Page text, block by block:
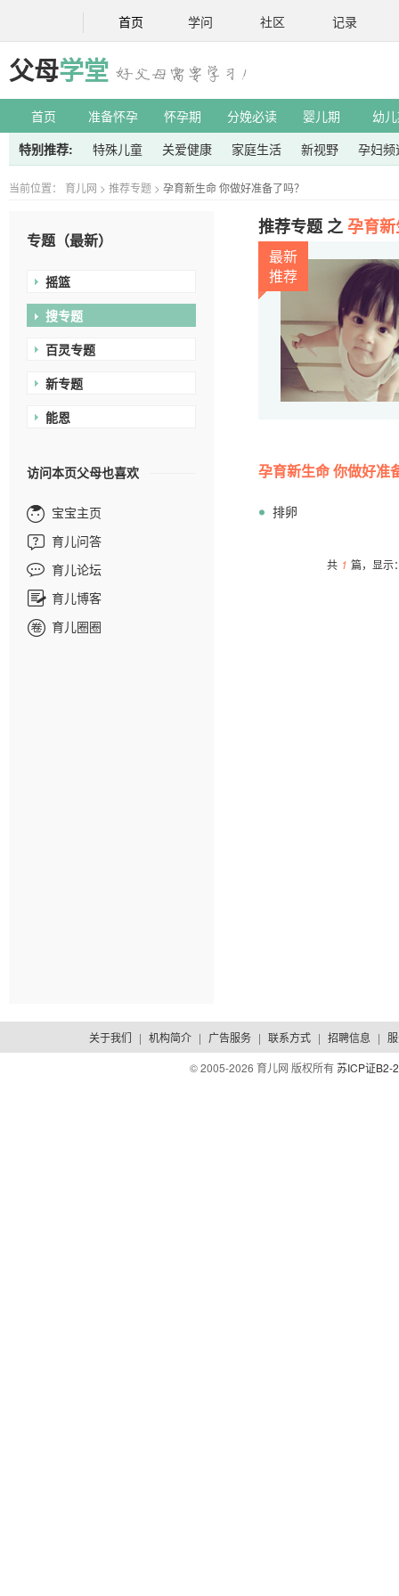
首页 学问 社区 记录
父母学堂
首页 准备怀孕 怀孕期 分娩必读 婴儿期
幼
特别推荐:
特殊儿童 关爱健康 家庭生活 新视野 孕妇频
当前位置： 育儿网 > 推荐专题 > 孕育新生命 你做好准备了吗？
专题（最新）
摇篮
搜专题
百灵专题
新专题
能恩
访问本页父母也喜欢
宝宝主页
育儿问答
育儿论坛
育儿博客
育儿圈圈
推荐专题 之孕育
最新
推荐
孕育新生命 你做好准
排卵
共 1 篇，显示
关于我们 | 机构简介 | 广告服务 | 联系方式 | 招聘信息 |
© 2005-2026 育儿网 版权所有苏ICP证B2-